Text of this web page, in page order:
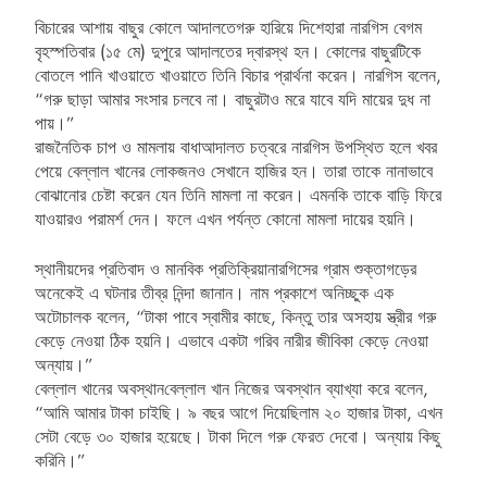
বিচারের আশায় বাছুর কোলে আদালতে গরু হারিয়ে দিশেহারা নারগিস বেগম
বৃহস্পতিবার (১৫ মে) দুপুরে আদালতের দ্বারস্থ হন। কোলের বাছুরটিকে
বোতলে পানি খাওয়াতে খাওয়াতে তিনি বিচার প্রার্থনা করেন। নারগিস বলেন,
“গরু ছাড়া আমার সংসার চলবে না। বাছুরটাও মরে যাবে যদি মায়ের দুধ না
পায়।”
রাজনৈতিক চাপ ও মামলায় বাধা আদালত চত্বরে নারগিস উপস্থিত হলে খবর
পেয়ে বেল্লাল খানের লোকজনও সেখানে হাজির হন। তারা তাকে নানাভাবে
বোঝানোর চেষ্টা করেন যেন তিনি মামলা না করেন। এমনকি তাকে বাড়ি ফিরে
যাওয়ারও পরামর্শ দেন। ফলে এখন পর্যন্ত কোনো মামলা দায়ের হয়নি।
স্থানীয়দের প্রতিবাদ ও মানবিক প্রতিক্রিয়া নারগিসের গ্রাম শুক্তাগড়ের
অনেকেই এ ঘটনার তীব্র নিন্দা জানান। নাম প্রকাশে অনিচ্ছুক এক
অটোচালক বলেন, “টাকা পাবে স্বামীর কাছে, কিন্তু তার অসহায় স্ত্রীর গরু
কেড়ে নেওয়া ঠিক হয়নি। এভাবে একটা গরিব নারীর জীবিকা কেড়ে নেওয়া
অন্যায়।”
বেল্লাল খানের অবস্থান বেল্লাল খান নিজের অবস্থান ব্যাখ্যা করে বলেন,
“আমি আমার টাকা চাইছি। ৯ বছর আগে দিয়েছিলাম ২০ হাজার টাকা, এখন
সেটা বেড়ে ৩০ হাজার হয়েছে। টাকা দিলে গরু ফেরত দেবো। অন্যায় কিছু
করিনি।”